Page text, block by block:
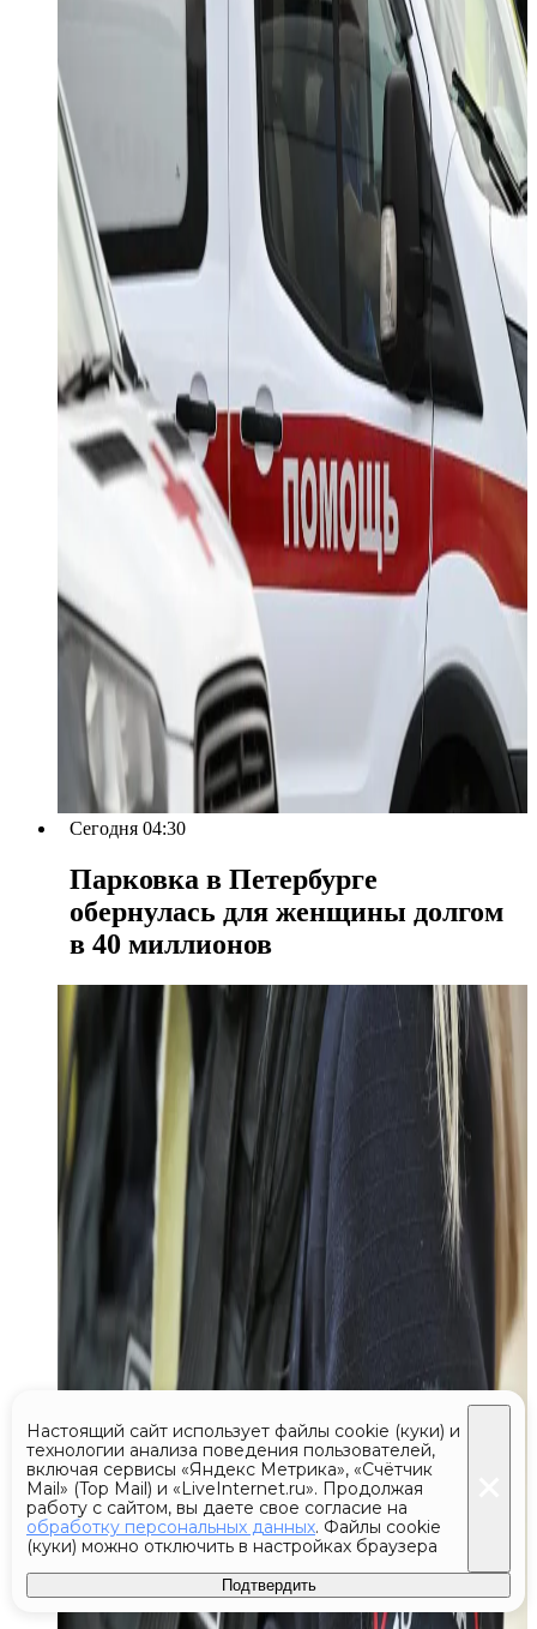
Сегодня 04:30
Парковка в Петербурге
обернулась для женщины долгом
в 40 миллионов
Настоящий сайт использует файлы cookie (куки) и
технологии анализа поведения пользователей,
включая сервисы «Яндекс Метрика», «Счётчик
Mail» (Top Mail) и «LiveInternet.ru». Продолжая
работу с сайтом, вы даете свое согласие на
обработку персональных данных. Файлы cookie
(куки) можно отключить в настройках браузера
Подтвердить